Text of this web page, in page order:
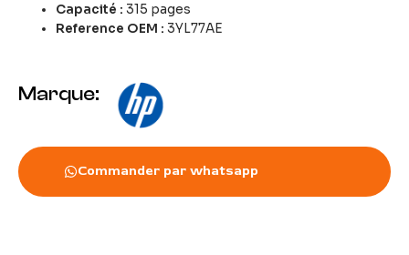
Capacité : 315 pages
Reference OEM : 3YL77AE
Marque:
Commander par whatsapp